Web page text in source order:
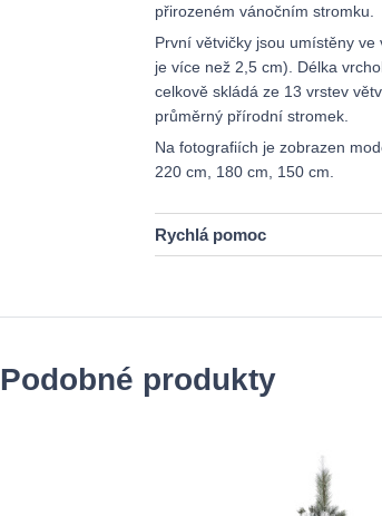
přirozeném vánočním stromku.
První větvičky jsou umístěny
je více než 2,5 cm). Délka
celkově skládá ze 13 vrstev
průměrný přírodní stromek.
Na fotografiích je zobrazen
220 cm, 180 cm, 150 cm.
Rychlá pomoc
Podobné produkty